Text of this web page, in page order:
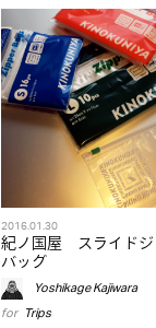
2016.01.30
紀ノ国屋 スライド
バッグ
Yoshikage Kajiwara
for Trips